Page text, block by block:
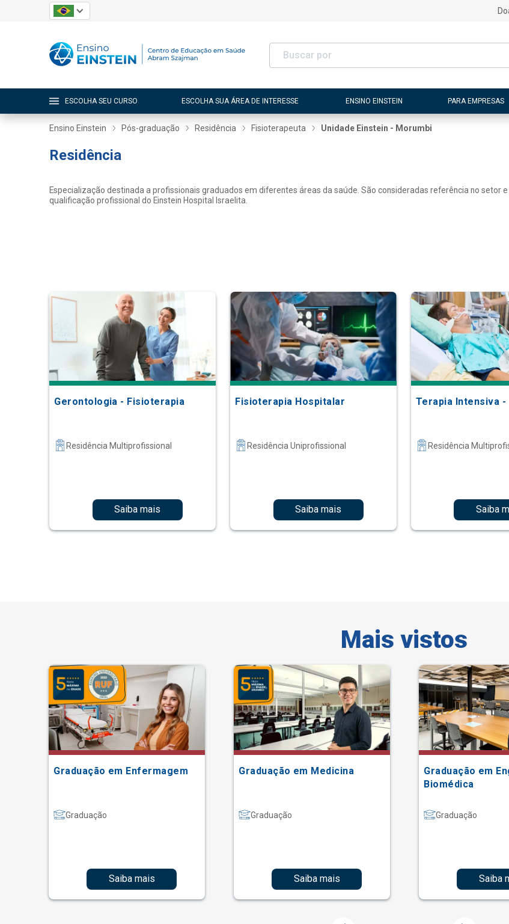
ESCOLHA SEU CURSO ESCOLHA SUA ÁREA DE INTERESSE ENSINO EINSTEIN PARA EMPRESAS
Ensino Einstein Pós-graduação Residência Fisioterapeuta Unidade Einstein - Morumbi
Residência
Especialização destinada a profissionais graduados em diferentes áreas da saúde. São consideradas referência no setor
qualificação profissional do Einstein Hospital Israelita.
Gerontologia - Fisioterapia
Residência Multiprofissional
Saiba mais
Fisioterapia Hospitalar
Residência Uniprofissional
Saiba mais
Terapia Intensiva
Residência
Saiba
Mais vistos
Graduação em Enfermagem
Graduação
Saiba mais
Graduação em Medicina
Graduação
Saiba mais
Graduação em
Biomédica
Graduação
Saiba